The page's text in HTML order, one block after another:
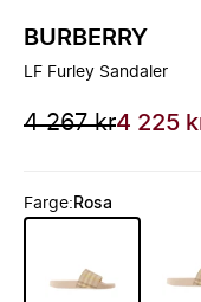
BURBERRY
LF Furley Sandaler
4 267 kr4 225
Farge: Rosa